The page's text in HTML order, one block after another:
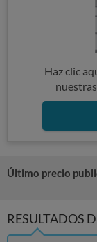
Haz clic
Último precio
RESULTADOS